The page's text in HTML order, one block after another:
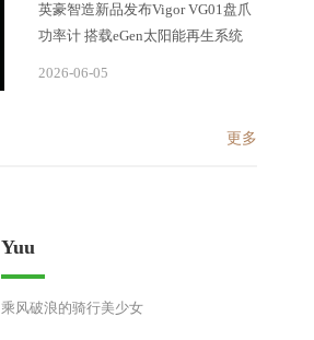
英豪智造新品发布Vigor VG01盘爪
功率计 搭载eGen太阳能再生系统
2026-06-05
更多
Yuu
乘风破浪的骑行美少女